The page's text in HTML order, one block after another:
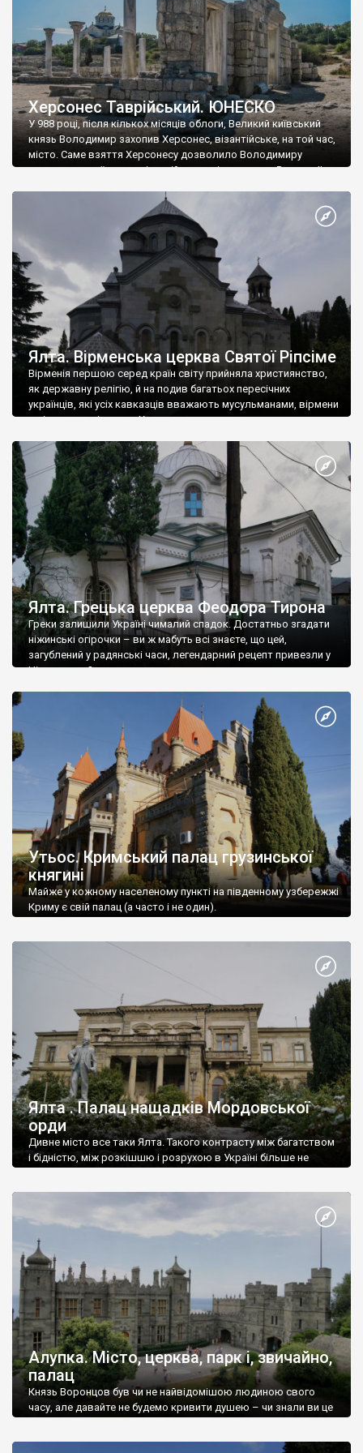
Херсонес Таврійський. ЮНЕСКО
У 988 році, після кількох місяців облоги, Великий київський
князь Володимир захопив Херсонес, візантійське, на той час,
місто. Саме взяття Херсонесу дозволило Володимиру
диктувати свої умови візантійському імператору Василю ІІ, та
Херсонесі Володимир-язичник, став Василем-християнином.
А потім було Хрещення Русі. На честь Херсонесу Таврійського
Ялта. Вірменська церква Святої Ріпсіме
Вірменія першою серед країн світу прийняла християнство,
як державну релігію, й на подив багатьох пересічних
українців, які усіх кавказців вважають мусульманами, вірмени
є відданими вірянами Христа
Ялта. Грецька церква Феодора Тирона
Греки залишили Україні чималий спадок. Достатньо згадати
ніжинські огірочки – ви ж мабуть всі знаєте, що цей,
загублений у радянські часи, легендарний рецепт привезли у
Ніжин греки?
Утьос. Кримський палац грузинської
княгині
Майже у кожному населеному пункті на південному узбережжі
Криму є свій палац (а часто і не один).
Ялта . Палац нащадків Мордовської
орди
Дивне місто все таки Ялта. Такого контрасту між багатством
і бідністю, між розкішшю і розрухою в Україні більше не
Алупка. Місто, церква, парк і, звичайно,
палац
Князь Воронцов був чи не найвідомішою людиною свого
часу, але давайте не будемо кривити душею – чи знали ви це